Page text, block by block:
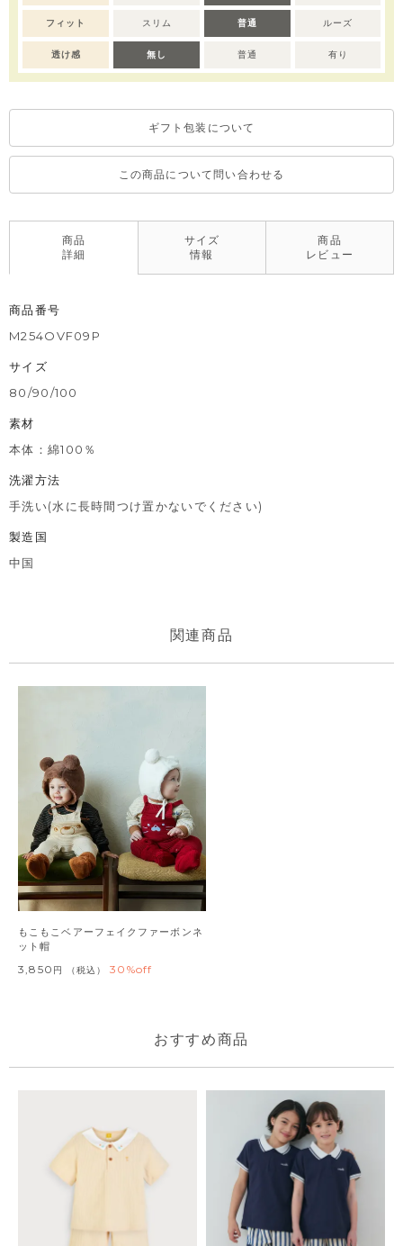
フィット スリム 普通 ルーズ
透け感 無し 普通 有り
ギフト包装について
この商品について問い合わせる
商品
詳細
サイズ
情報
商品
レビュー
商品番号
M254OVF09P
サイズ
80/90/100
素材
本体：綿100％
洗濯方法
手洗い(水に長時間つけ置かないでください)
製造国
中国
もこもこベアーフェイクファーボンネ
ット帽
3,850 税込 30%off
おすすめ商品